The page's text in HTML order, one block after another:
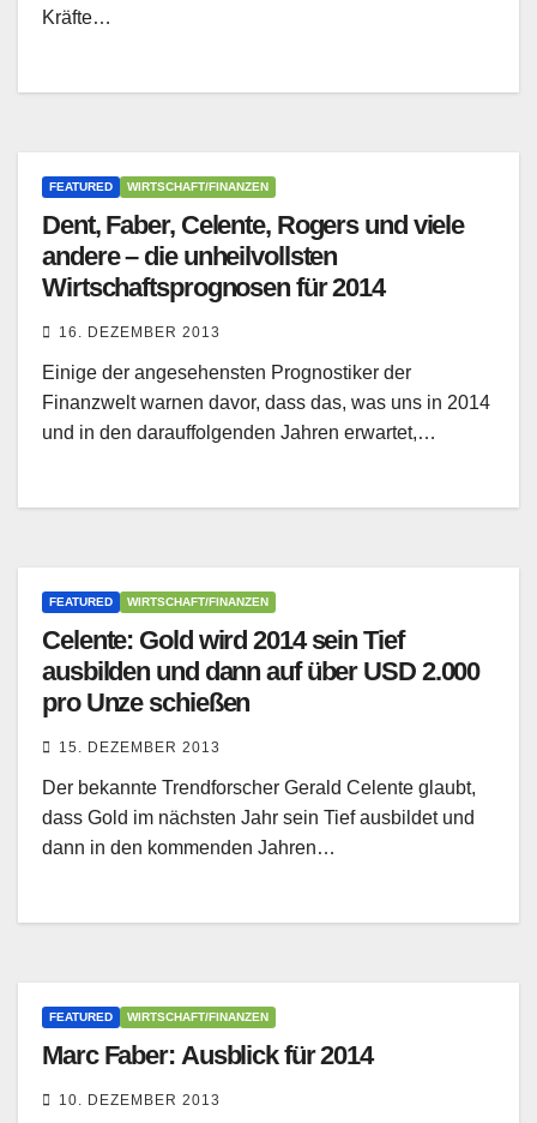
Kräfte…
FEATURED WIRTSCHAFT/FINANZEN
Dent, Faber, Celente, Rogers und viele
andere – die unheilvollsten
Wirtschaftsprognosen für 2014
16. DEZEMBER 2013
Einige der angesehensten Prognostiker der
Finanzwelt warnen davor, dass das, was uns in 2014
und in den darauffolgenden Jahren erwartet,…
FEATURED WIRTSCHAFT/FINANZEN
Celente: Gold wird 2014 sein Tief
ausbilden und dann auf über USD 2.000
pro Unze schießen
15. DEZEMBER 2013
Der bekannte Trendforscher Gerald Celente glaubt,
dass Gold im nächsten Jahr sein Tief ausbildet und
dann in den kommenden Jahren…
FEATURED WIRTSCHAFT/FINANZEN
Marc Faber: Ausblick für 2014
10. DEZEMBER 2013